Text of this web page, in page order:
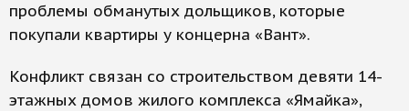
проблемы обманутых дольщиков, которые
покупали квартиры у концерна «Вант».
Конфликт связан со строительством девяти 14-
этажных домов жилого комплекса «Ямайка»,